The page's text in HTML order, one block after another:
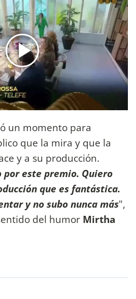
un momento para
que la mira y que la
y a su producción.
por este premio. Quiero
que es fantástica.
y no subo nunca más",
del humor Mirtha